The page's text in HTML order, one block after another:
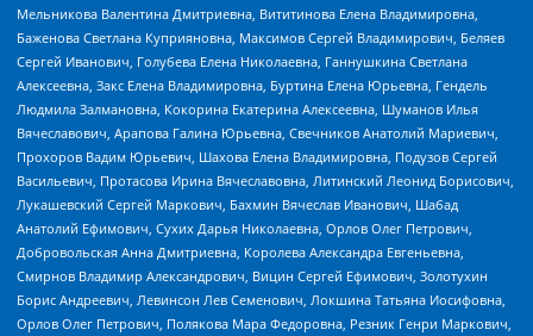
Мельникова Валентина Дмитриевна, Вититинова Елена Владимировна,
Баженова Светлана Куприяновна, Максимов Сергей Владимирович, Беляев
Сергей Иванович, Голубева Елена Николаевна, Ганнушкина Светлана
Алексеевна, Закс Елена Владимировна, Буртина Елена Юрьевна, Гендель
Людмила Залмановна, Кокорина Екатерина Алексеевна, Шуманов Илья
Вячеславович, Арапова Галина Юрьевна, Свечников Анатолий Мариевич,
Прохоров Вадим Юрьевич, Шахова Елена Владимировна, Подузов Сергей
Васильевич, Протасова Ирина Вячеславовна, Литинский Леонид Борисович,
Лукашевский Сергей Маркович, Бахмин Вячеслав Иванович, Шабад
Анатолий Ефимович, Сухих Дарья Николаевна, Орлов Олег Петрович,
Добровольская Анна Дмитриевна, Королева Александра Евгеньевна,
Смирнов Владимир Александрович, Вицин Сергей Ефимович, Золотухин
Борис Андреевич, Левинсон Лев Семенович, Локшина Татьяна Иосифовна,
Орлов Олег Петрович, Полякова Мара Федоровна, Резник Генри Маркович,